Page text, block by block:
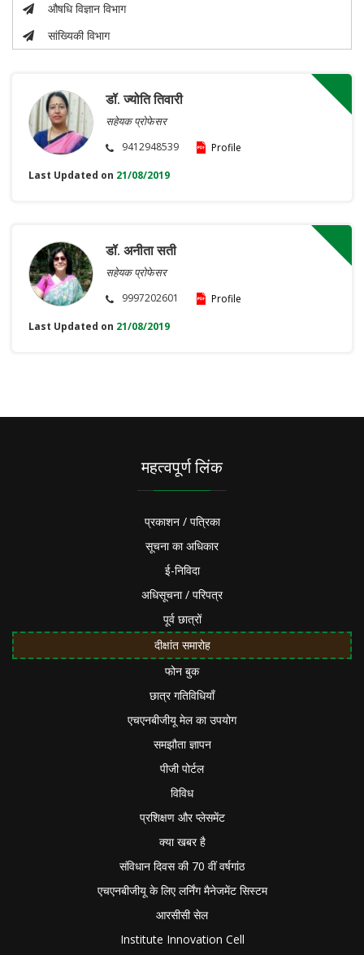
औषधि विज्ञान विभाग
सांख्यिकी विभाग
डॉ. ज्योति तिवारी
सहेयक प्रोफेसर
9412948539
Profile
Last Updated on 21/08/2019
डॉ. अनीता सती
सहेयक प्रोफेसर
9997202601
Profile
Last Updated on 21/08/2019
महत्वपूर्ण लिंक
प्रकाशन / पत्रिका
सूचना का अधिकार
ई-निविदा
अधिसूचना / परिपत्र
पूर्व छात्रों
दीक्षांत समारोह
फोन बुक
छात्र गतिविधियाँ
एचएनबीजीयू मेल का उपयोग
समझौता ज्ञापन
पीजी पोर्टल
विविध
प्रशिक्षण और प्लेसमेंट
क्या खबर है
संविधान दिवस की 70 वीं वर्षगांठ
एचएनबीजीयू के लिए लर्निंग मैनेजमेंट सिस्टम
आरसीसी सेल
Institute Innovation Cell